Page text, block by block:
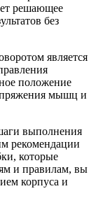
решающее
без
является
положение
мышц и
выполнения
рекомендации
которые
и правилам, вы
корпуса и